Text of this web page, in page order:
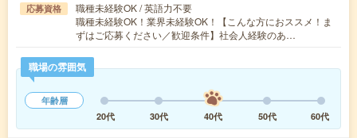
応募資格
職種未経験OK / 英語力不要
職種未経験OK！業界未経験OK！【こんな方におススメ！ま
ずはご応募ください／歓迎条件】社会人経験のあ…
職場の雰囲気
年齢層
20代
30代 40代 50代 60代